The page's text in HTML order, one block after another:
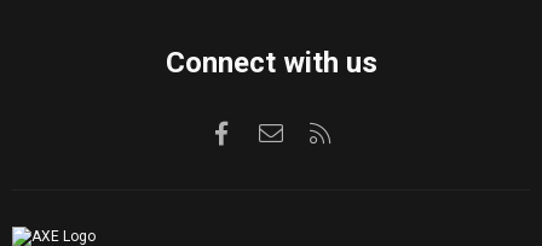
Connect with us
FacebookKontaktirajte nas